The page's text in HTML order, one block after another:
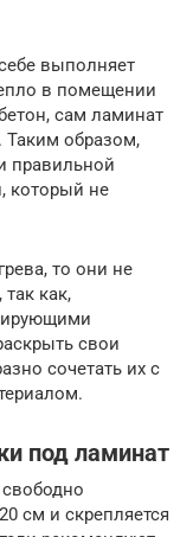
выполняет
в помещении
сам ламинат
Таким образом,
правильной
который не
то они не
как,
свои
сочетать их с
под ламинат
см и скрепляется